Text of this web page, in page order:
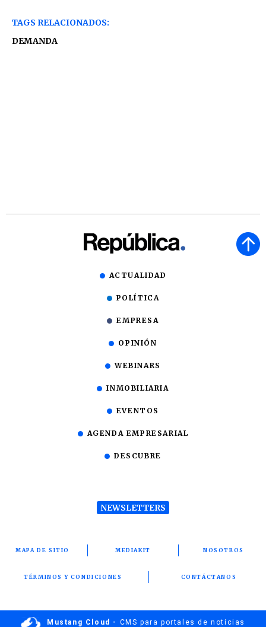
TAGS RELACIONADOS:
DEMANDA
ACTUALIDAD
POLÍTICA
EMPRESA
OPINIÓN
WEBINARS
INMOBILIARIA
EVENTOS
AGENDA EMPRESARIAL
DESCUBRE
NEWSLETTERS
MAPA DE SITIO MEDIAKIT NOSOTROS
TÉRMINOS Y CONDICIONES CONTÁCTANOS
Mustang Cloud - CMS para portales de noticias